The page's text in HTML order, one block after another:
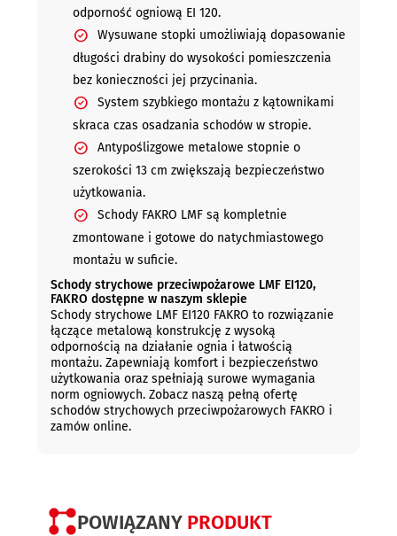
odporność ogniową EI 120.
Wysuwane stopki umożliwiają dopasowanie
długości drabiny do wysokości pomieszczenia
bez konieczności jej przycinania.
System szybkiego montażu z kątownikami
skraca czas osadzania schodów w stropie.
Antypoślizgowe metalowe stopnie o
szerokości 13 cm zwiększają bezpieczeństwo
użytkowania.
Schody FAKRO LMF są kompletnie
zmontowane i gotowe do natychmiastowego
montażu w suficie.
Schody strychowe przeciwpożarowe LMF EI120,
FAKRO dostępne w naszym sklepie
Schody strychowe LMF EI120 FAKRO to rozwiązanie
łączące metalową konstrukcję z wysoką
odpornością na działanie ognia i łatwością
montażu. Zapewniają komfort i bezpieczeństwo
użytkowania oraz spełniają surowe wymagania
norm ogniowych. Zobacz naszą pełną ofertę
schodów strychowych przeciwpożarowych FAKRO i
zamów online.
POWIĄZANY PRODUKT